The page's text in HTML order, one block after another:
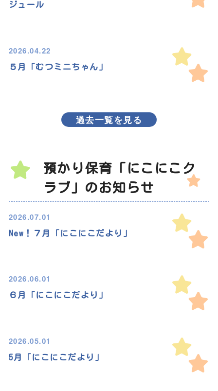
ジュール
2026.04.22
５月「むつミニちゃん」
過去一覧を見る
預かり保育「にこにこク
ラブ」のお知らせ
2026.07.01
New！７月「にこにこだより」
2026.06.01
６月「にこにこだより」
2026.05.01
5月「にこにこだより」